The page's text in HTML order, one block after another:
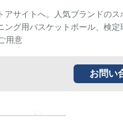
サイトへ。人気ブランドのス
ング用バスケットボール、検定
用意
お問い